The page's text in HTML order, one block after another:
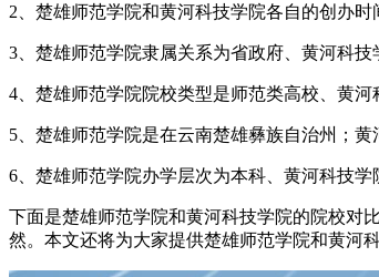
2、楚雄师范学院和黄河科技学院各自的创办时
3、楚雄师范学院隶属关系为省政府、黄河科
4、楚雄师范学院院校类型是师范类高校、黄
5、楚雄师范学院是在云南楚雄彝族自治州；
6、楚雄师范学院办学层次为本科、黄河科技学
下面是楚雄师范学院和黄河科技学院的院校对
然。本文还将为大家提供楚雄师范学院和黄河